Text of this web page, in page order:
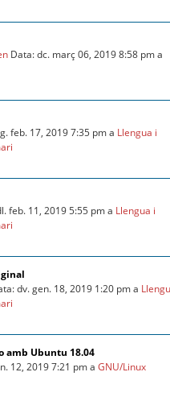
Data: dc. març 06, 2019 8:58 pm a
feb. 17, 2019 7:35 pm a Llengua i
feb. 11, 2019 5:55 pm a Llengua i
dv. gen. 18, 2019 1:20 pm a
amb Ubuntu 18.04
12, 2019 7:21 pm aGNU/Linux